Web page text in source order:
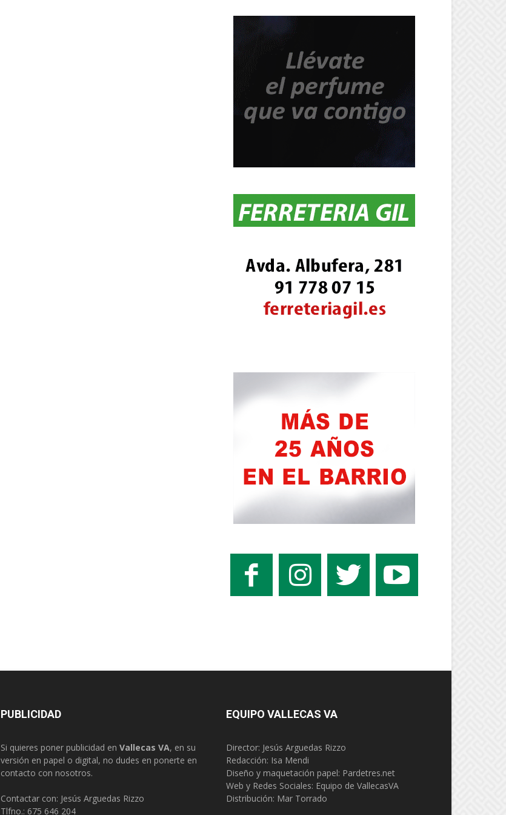
PUBLICIDAD
Si quieres poner publicidad en Vallecas VA, en su
versión en papel o digital, no dudes en ponerte en
contacto con nosotros.
Contactar con: Jesús Arguedas Rizzo
Tlfno.: 675 646 204
EQUIPO VALLECAS VA
Director: Jesús Arguedas Rizzo
Redacción: Isa Mendi
Diseño y maquetación papel: Pardetres.net
Web y Redes Sociales: Equipo de VallecasVA
Distribución: Mar Torrado